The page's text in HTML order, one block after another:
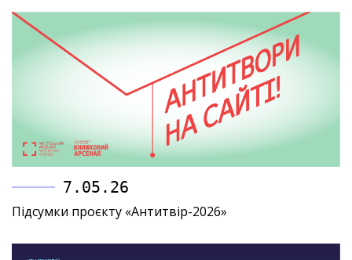
7.05.26
Підсумки проєкту «Антитвір-2026»